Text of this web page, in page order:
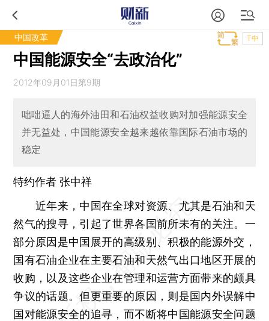
中国改革 T中
中国能源安全“去政治化”
2012年09月01日第9期
咄咄逼人的海外油田和石油权益收购对加强能源安全
并无益处，中国能源安全越来越依靠国际石油市场的
稳定
特约作者 张中祥
近年来，中国在全球对资源、尤其是石油和天
然气的搜寻，引起了世界各国前所未有的关注。一
部分原因是中国展开的高级别、积极的能源外交，
国有石油企业在主要石油和天然气出口地区开展的
收购，以及这些企业在管理和运营方面带来的颇具
争议的话题。但更重要的原因，则是国内外误解中
国对能源安全的追寻，而不断将中国能源安全问题